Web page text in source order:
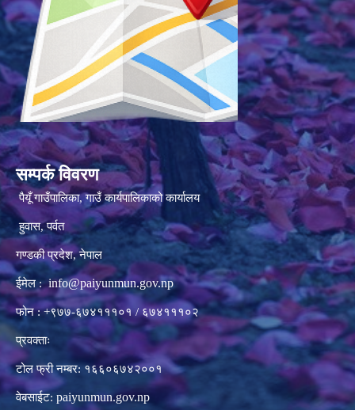
सम्पर्क विवरण
पैयूँ गाउँपालिका, गाउँ कार्यपालिकाको कार्यालय
हुवास, पर्वत
गण्डकी प्रदेश, नेपाल
ईमेल : info@paiyunmun.gov.np
फोन : +९७७-६७४१११०१ / ६७४१११०२
प्रवक्ताः
टोल फ्री नम्बर: १६६०६७४२००१
वेबसाईट: paiyunmun.gov.np